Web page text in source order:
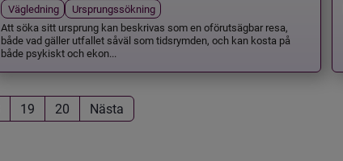
Vägledning
Ursprungssökning
Att söka sitt ursprung kan beskrivas som en oförutsägbar resa,
både vad gäller utfallet såväl som tidsrymden, och kan kosta på
både psykiskt och ekon...
19 20 Nästa